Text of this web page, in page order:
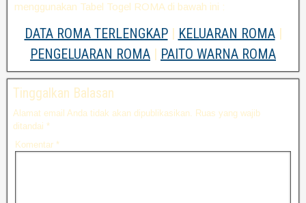
menggunakan Tabel Togel ROMA di bawah ini :
DATA ROMA TERLENGKAP| KELUARAN ROMA|
PENGELUARAN ROMA | PAITO WARNA ROMA
Tinggalkan Balasan
Alamat email Anda tidak akan dipublikasikan. Ruas yang wajib
ditandai *
Komentar *